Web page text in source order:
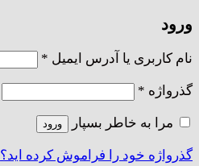
ورود
نام کاربری یا آدرس ایمیل *
گذرواژه *
مرا به خاطر بسپار ورود
گذرواژه خود را فراموش کرده اید؟